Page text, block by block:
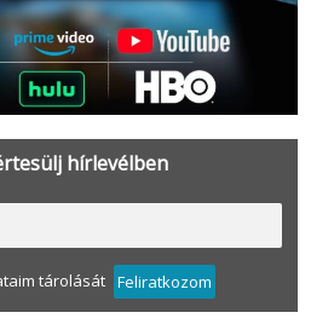
hírlevélben
tárolását Feliratkozom